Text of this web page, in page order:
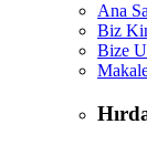
Ana
Biz
Bize